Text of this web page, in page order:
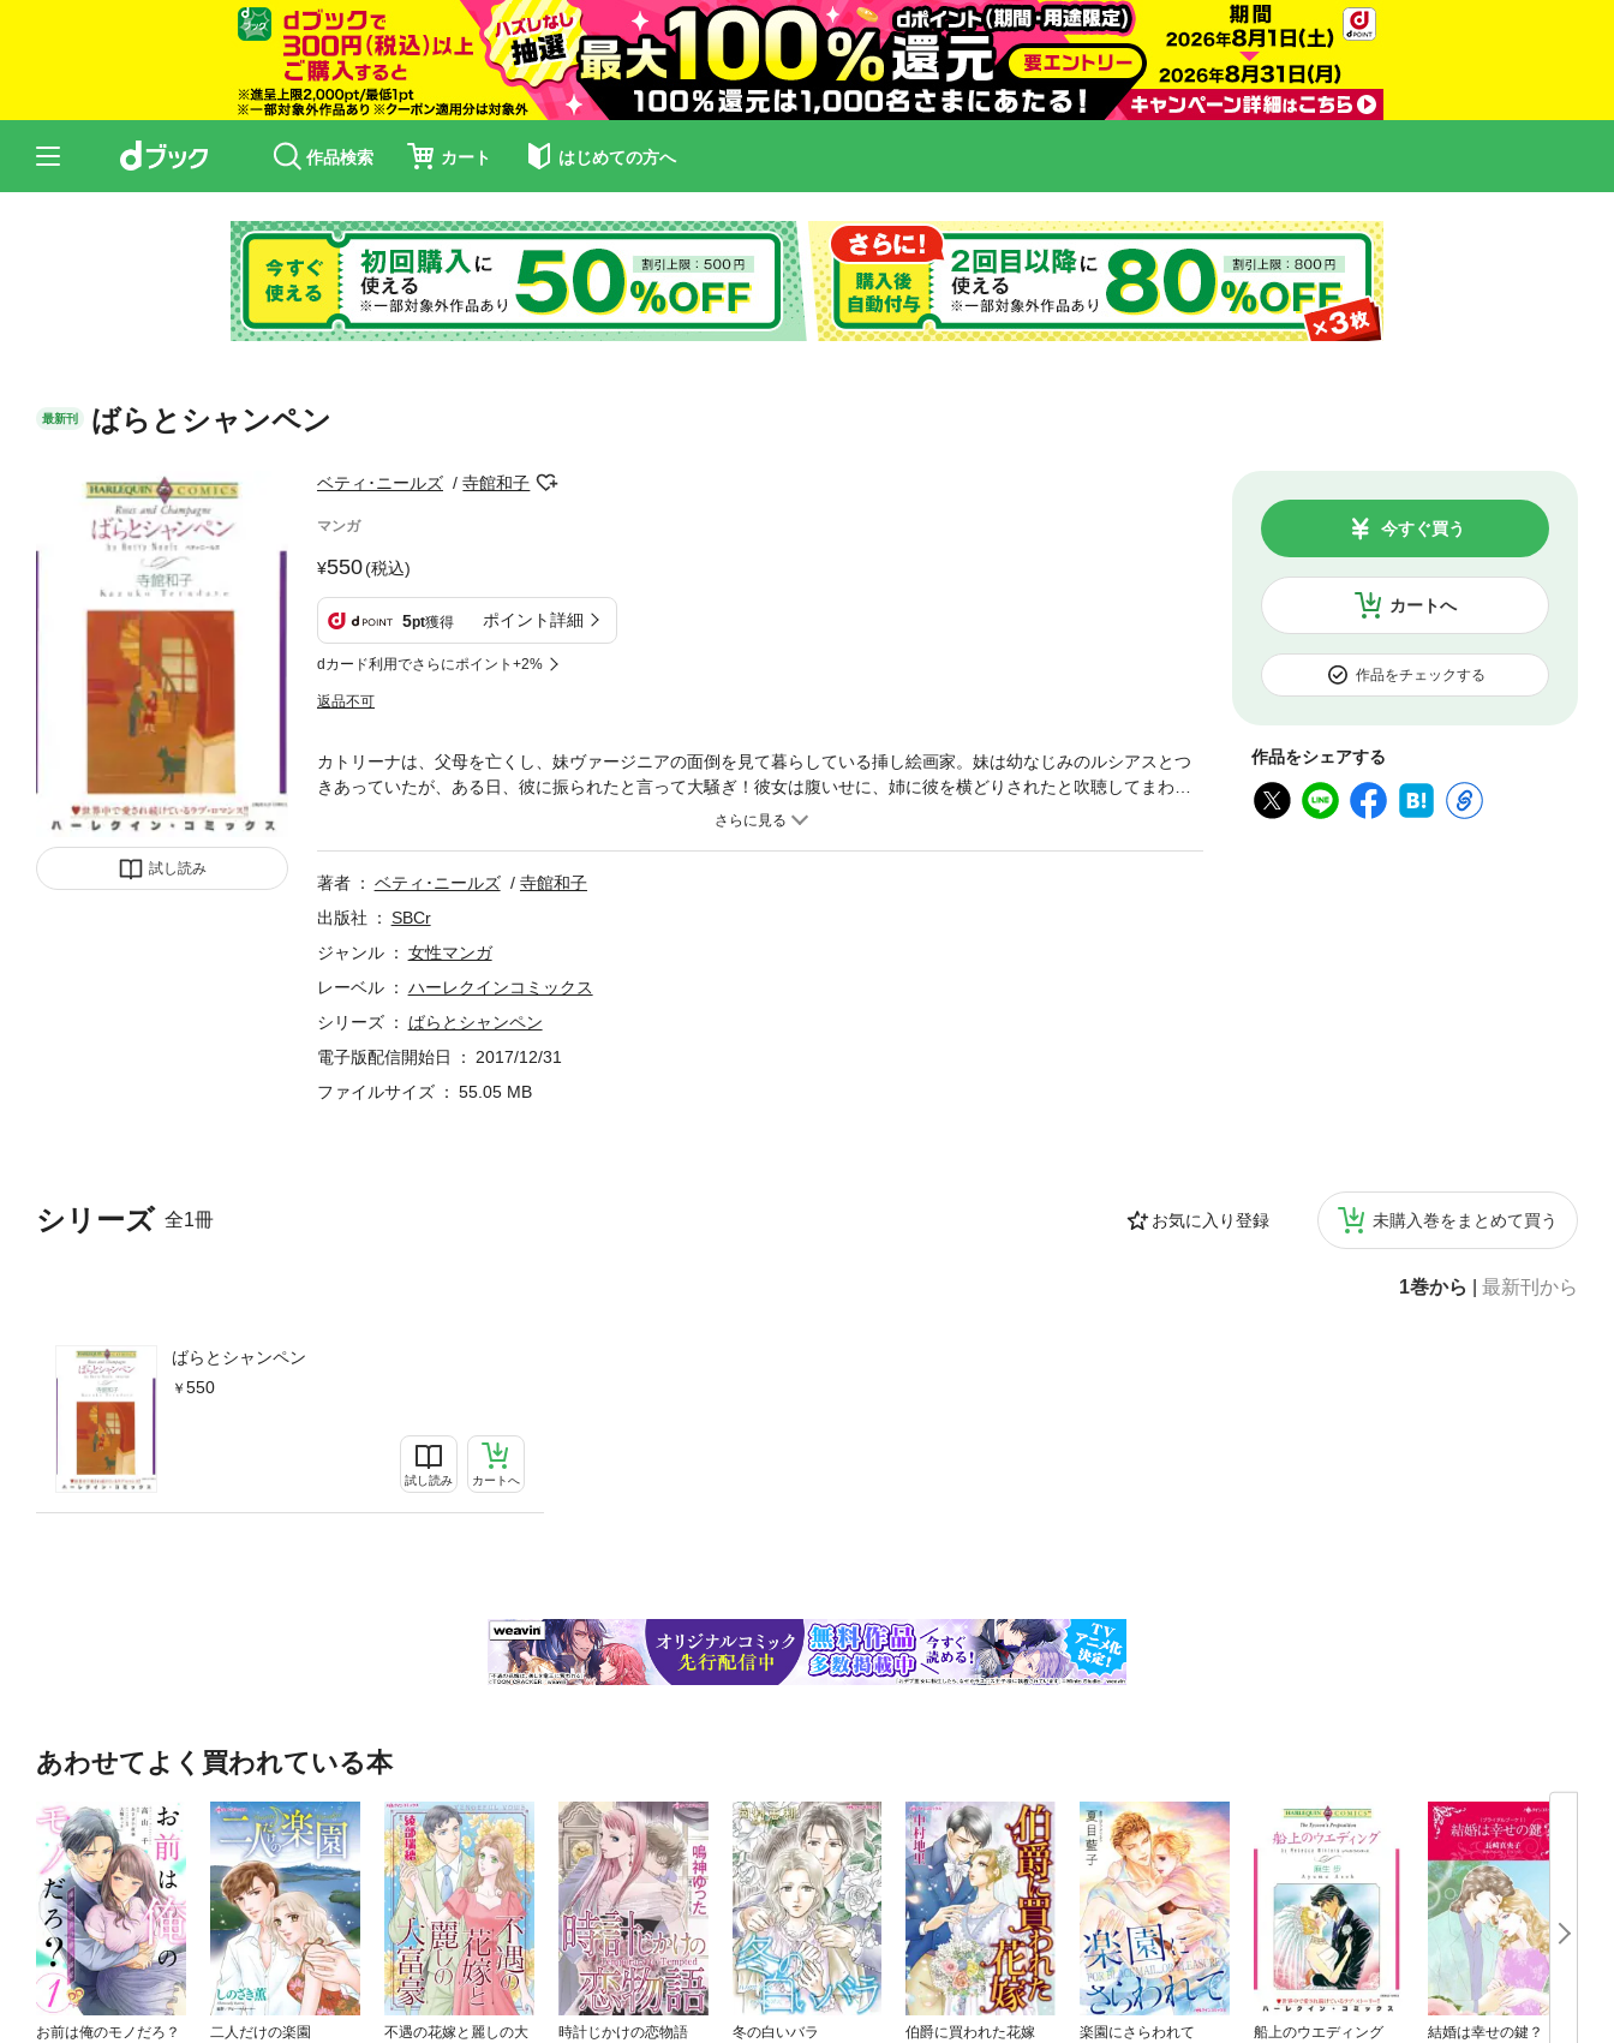
作品検索 カート はじめての方へ
最新刊 ばらとシャンペン
試し読み
ベティ･ニールズ 寺館和子
マンガ
550(税込)
5pt獲得 ポイント詳細
dカード利用でさらにポイント+2%
返品不可
カートへ
今すぐ買う
作品をチェックする
作品をシェアする
シリーズ 全1冊 お気に入り登録 未購入巻をまとめて買う
1巻から 最新刊から
ばらとシャンペン
550
試し読み カートへ
カトリーナは、父母を亡くし、妹ヴァージニアの面倒を見て暮らしている挿し絵画家。妹は幼なじみのルシアスとつ
きあっていたが、ある日、彼に振られたと言って大騒ぎ！彼女は腹いせに、姉に彼を横どりされたと吹聴してまわ
る。ルシアスは逆手をとって、カトリーナに結婚を前提につきあおうと申し出たのだが…。
著者 ベティ･ニールズ
寺館和子
出版社
SBCr
ジャンル
女性マンガ
レーベル
ハーレクインコミックス
シリーズ
ばらとシャンペン
電子版配信開始日
2017/12/31
ファイルサイズ
55.05 MB
あわせてよく買われている本
お前は俺のモノだろ？
二人だけの楽園
不遇の花嫁と麗しの大
時計じかけの恋物語 冬の白いバラ 伯爵に買われた花嫁 楽園にさらわれて 船上のウエディング 結婚は幸せの鍵？